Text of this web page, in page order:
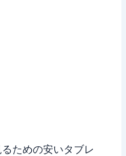
ための安いタブレ